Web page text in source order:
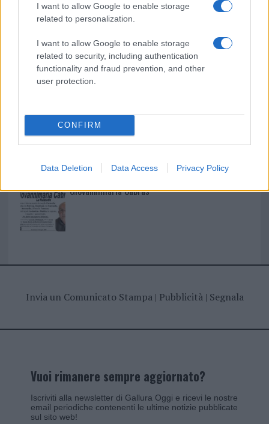
I want to allow Google to enable storage
related to personalization.
I want to allow Google to enable storage
related to security, including authentication
functionality and fraud prevention, and other
user protection.
CONFIRM
Data Deletion Data Access Privacy Policy
I nostri cari
I nostri cari
Giovannimaria Cabras
Invia un Comunicato Stampa| Pubblicità| Segnala
Vuoi rimanere sempre aggiornato?
Iscriviti alla newsletter di Gallura Oggi e ricevi le nostre
email periodiche contenenti le ultime notizie pubblicate
sul sito web!